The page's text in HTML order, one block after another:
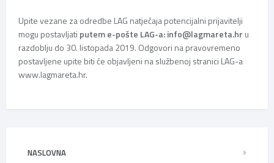
Upite vezane za odredbe LAG natječaja potencijalni prijavitelji
mogu postavljati putem e-pošte LAG-a: info@lagmareta.hr u
razdoblju do 30. listopada 2019. Odgovori na pravovremeno
postavljene upite biti će objavljeni na službenoj stranici LAG-a
www.lagmareta.hr.
NASLOVNA